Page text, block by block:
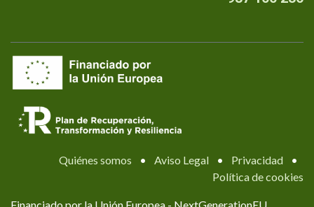
Quiénes somos • Aviso Legal • Privacidad
•
Política de cookies